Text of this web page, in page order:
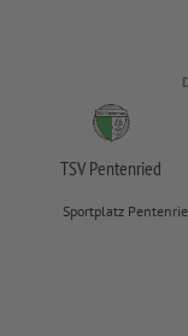
TSV Pentenried
Sportplatz